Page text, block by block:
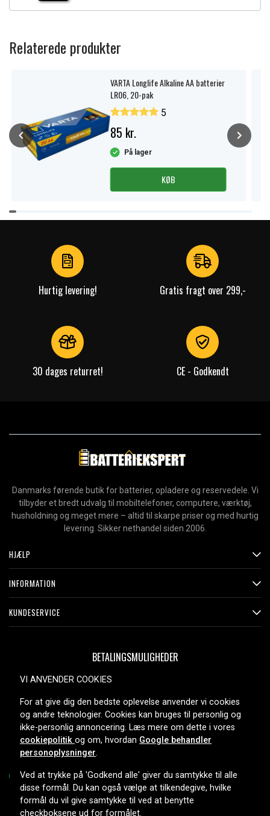
Relaterede produkter
VARTA Longlife Alkaline AA batterier
LR06, 20-pak
5
85 kr.
På lager
KØB
Item
1
Hurtig levering! Gratis fragt over 299,-
30 dages returret! CE - Godkendt
Danmarks førende butik for batterier, opladere og reservedele. Vi
tilbyder et bredt udvalg til mobiltelefoner, computere, værktøj,
husholdning og meget mere – altid til skarpe priser og med hurtig
levering. Sikker nethandel siden 2006.
HJÆLP
INFORMATION
KUNDESERVICE
BETALINGSMULIGHEDER
LEVERINGSMULIGHEDER
Copyright © 2026, Spares Nordic AB
VI ANVENDER COOKIES
For at give dig den bedste oplevelse anvender vi cookies
og andre teknologier. Cookies kan bruges til personlig og
ikke-personlig annoncering. Læs mere om dette i vores
cookiepolitik og om, hvordan Google behandler
personoplysninger.
Ved at trykke på 'Godkend alle' giver du samtykke til alle
disse formål. Du kan også vælge at tilkendegive, hvilke
formål du vil give samtykke til ved at benytte
checkboksene ud for formålet.